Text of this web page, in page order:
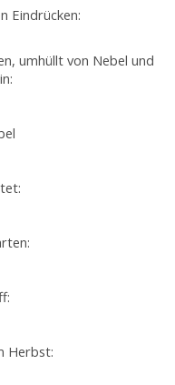
Eindrücken:
umhüllt von Nebel und
Herbst: